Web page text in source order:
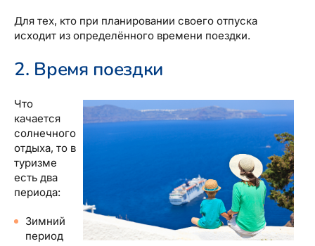
Для тех, кто при планировании своего отпуска
исходит из определённого времени поездки.
2. Время поездки
Что
качается
солнечного
отдыха, то в
туризме
есть два
периода:
Зимний
период